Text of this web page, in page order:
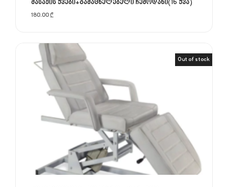
მასაჟის ქვები+გამაცხელებელი ჩემოდანი(16 ქვა)
180.00₾
Sale!
Out of stock